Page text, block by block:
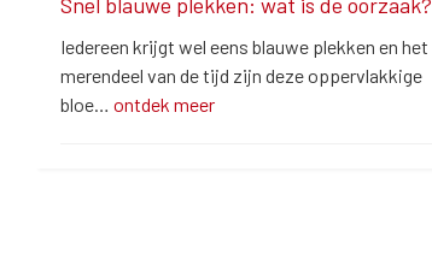
Iedereen krijgt wel eens blauwe plekken en het
merendeel van de tijd zijn deze oppervlakkige
bloe… ontdek meer